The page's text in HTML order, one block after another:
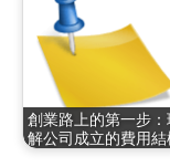
創業路上的第一步：
解公司成立的費用結